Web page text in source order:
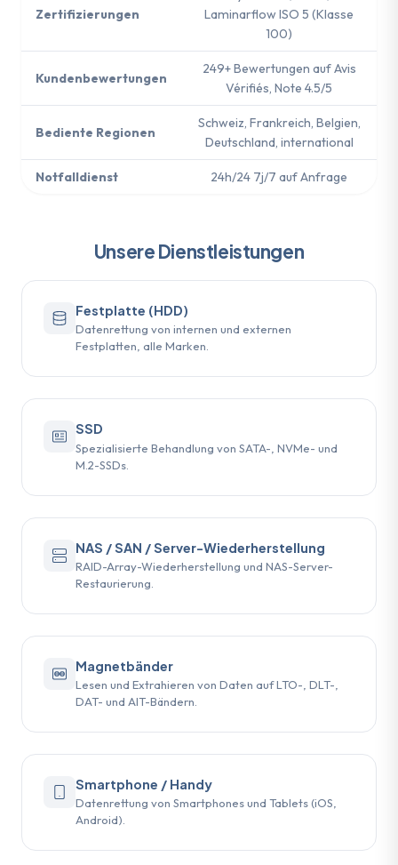
Zertifizierungen
Laminarflow ISO 5 (Klasse
100)
Kundenbewertungen
249+ Bewertungen auf Avis
Vérifiés, Note 4.5/5
Bediente Regionen
Schweiz, Frankreich, Belgien,
Deutschland, international
Notfalldienst 24h/24 7j/7 auf Anfrage
Unsere Dienstleistungen
Festplatte (HDD)
Datenrettung von internen und externen
Festplatten, alle Marken.
SSD
Spezialisierte Behandlung von SATA-, NVMe- und
M.2-SSDs.
NAS / SAN / Server-Wiederherstellung
RAID-Array-Wiederherstellung und NAS-Server-
Restaurierung.
Magnetbänder
Lesen und Extrahieren von Daten auf LTO-, DLT-,
DAT- und AIT-Bändern.
Smartphone / Handy
Datenrettung von Smartphones und Tablets (iOS,
Android).